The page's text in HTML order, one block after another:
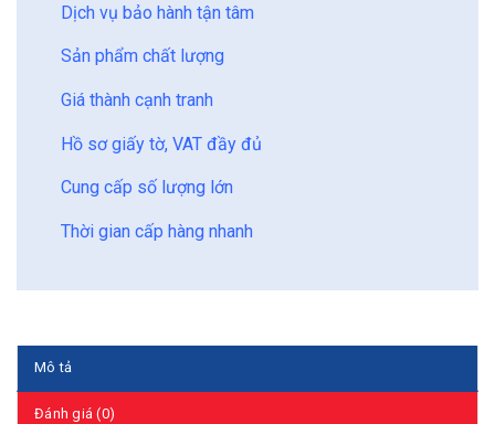
Dịch vụ bảo hành tận tâm
Sản phẩm chất lượng
Giá thành cạnh tranh
Hồ sơ giấy tờ, VAT đầy đủ
Cung cấp số lượng lớn
Thời gian cấp hàng nhanh
Mô tả
Đánh giá (0)